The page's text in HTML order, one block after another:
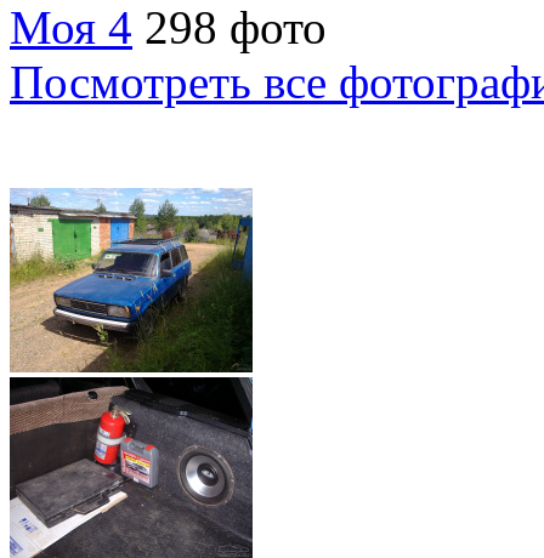
Моя 4 298 фото
Посмотреть все